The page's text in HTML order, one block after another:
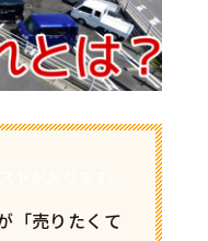
「売りたくて